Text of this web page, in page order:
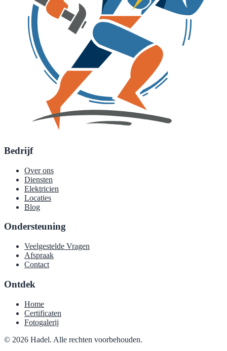
Bedrijf
Over ons
Diensten
Elektricien
Locaties
Blog
Ondersteuning
Veelgestelde Vragen
Afspraak
Contact
Ontdek
Home
Certificaten
Fotogalerij
© 2026 Hadel. Alle rechten voorbehouden.